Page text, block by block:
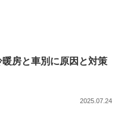
房と車別に原因と対策
2025.07.24